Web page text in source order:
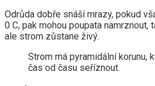
Odrůda dobře snáší mrazy, pokud
0 C, pak mohou poupata namrznout,
ale strom zůstane živý.
Strom má pyramidální korunu,
čas od času seříznout.